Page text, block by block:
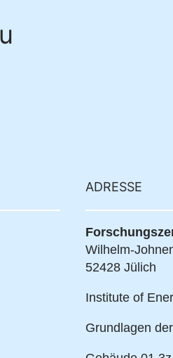
ADRESSE
Wilhelm-
52428 Jülich
Institute of
Grundlagen